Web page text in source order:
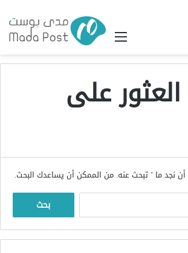
القائمة
على
أن نجد ما ’ تبحث عنه. من الممكن أن يساعدك البحث.
البحث